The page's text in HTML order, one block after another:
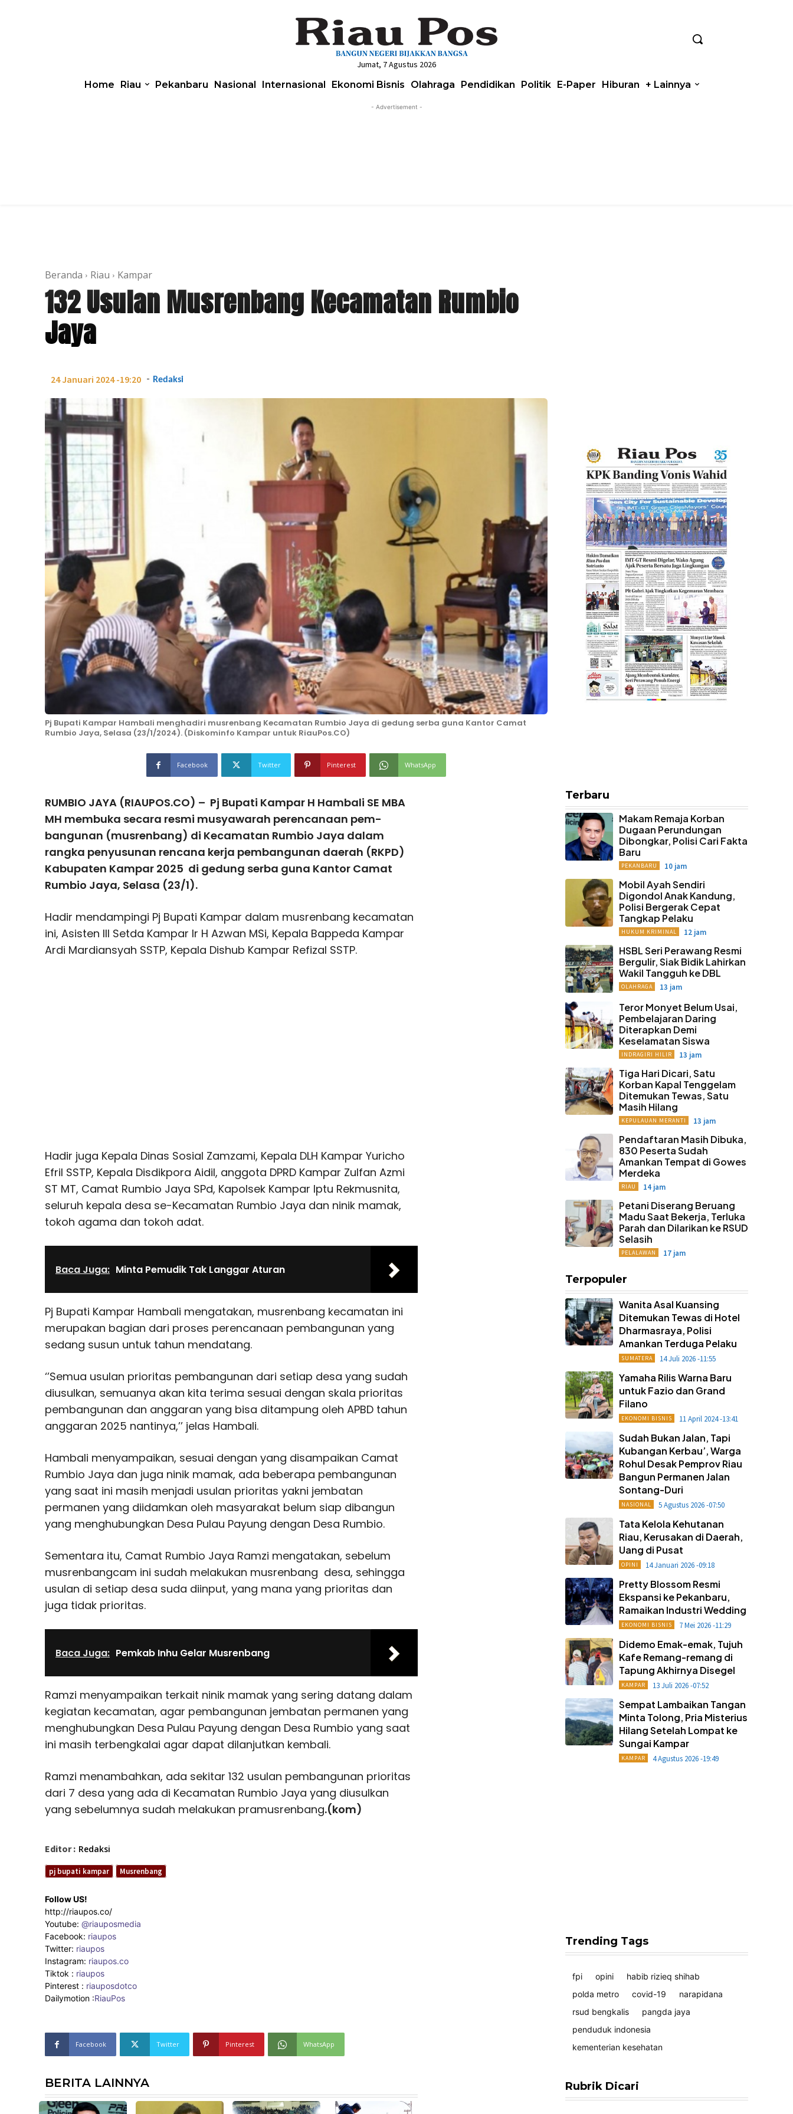
Jumat, 7 Agustus 2026
Home Riau Pekanbaru Nasional Internasional Ekonomi Bisnis Olahraga Pendidikan Politik E-Paper Hiburan + Lainnya
- Advertisement -
Beranda Riau Kampar
132 Usulan Musrenbang Kecamatan Rumbio
Jaya
24 Januari 2024 -19:20 - Redaksi
Pj Bupati Kampar Hambali menghadiri musrenbang Kecamatan Rumbio Jaya di gedung serba guna Kantor Camat
Rumbio Jaya, Selasa (23/1/2024). (Diskominfo Kampar untuk RiauPos.CO)
Facebook Twitter Pinterest WhatsApp
RUMBIO JAYA (RIAUPOS.CO) – Pj Bupati Kampar H Hambali SE MBA
MH membuka secara resmi mu­syawarah perencanaan pem­
bangunan (musrenbang) di Kecamatan Rumbio Jaya dalam
rangka penyusunan rencana kerja pembangunan daerah (RKPD)
Kabupaten Kampar 2025 di gedung serba guna Kantor Camat
Rumbio Jaya, Selasa (23/1).
Hadir mendampingi Pj Bupati Kampar dalam musrenbang kecamatan
ini, Asisten III Setda Kampar Ir H Azwan MSi, Kepala Bappeda Kampar
Ardi Mardiansyah SSTP, Kepala Dishub Kampar Refizal SSTP.
Hadir juga Kepala Dinas Sosial Zamzami, Kepala DLH Kampar Yuricho
Efril SSTP, Kepala Disdikpora Aidil, anggota DPRD Kampar Zulfan Azmi
ST MT, Ca­mat Rumbio Jaya SPd, Kapolsek Kampar Iptu Rekmusnita,
seluruh kepala desa se-Kecamatan Rumbio Jaya dan ninik mamak,
tokoh agama dan tokoh adat.
Baca Juga: Minta Pemudik Tak Langgar Aturan
Pj Bupati Kampar Hambali mengatakan, musrenbang kecamatan ini
merupakan bagian dari proses perencanaan pembangunan yang
sedang susun untuk tahun mendatang.
‘’Semua usulan prioritas pembangunan dari setiap desa yang sudah
diusulkan, semuanya akan kita terima sesuai dengan skala prioritas
pembangunan dan anggaran yang bisa ditampung oleh APBD tahun
anggaran 2025 nantinya,’’ jelas Hambali.
Hambali menyampaikan, sesuai dengan yang disampaikan Camat
Rumbio Jaya dan juga ninik mamak, ada beberapa pembangunan
yang saat ini masih menjadi usulan prioritas yakni jembatan
permanen yang diidamkan oleh masyarakat belum siap dibangun
yang menghubungkan Desa Pulau Payung dengan Desa Rumbio.
Sementara itu, Camat Rumbio Jaya Ramzi mengatakan, sebelum
musrenbangcam ini sudah melakukan musrenbang desa, sehingga
usulan di setiap desa suda diinput, yang mana yang prioritas dan
juga tidak prioritas.
Baca Juga: Pemkab Inhu Gelar Musrenbang
Ramzi menyampaikan terkait ninik mamak yang sering datang dalam
kegiatan kecamatan, agar pembangunan jembatan permanen yang
menghubungkan Desa Pulau Payung dengan Desa Rumbio yang saat
ini masih terbengkalai agar dapat dilanjutkan kembali.
Ramzi menambahkan, ada sekitar 132 usulan pembangunan prioritas
dari 7 desa yang ada di Kecamatan Rumbio Jaya yang diusulkan
yang sebelumnya sudah melakukan pramusrenbang.(kom)
Editor : Redaksi
pj bupati kampar Musrenbang
Follow US!
http://riaupos.co/
Youtube: @riauposmedia
Facebook: riaupos
Twitter: riaupos
Instagram: riaupos.co
Tiktok : riaupos
Pinterest : riauposdotco
Dailymotion :RiauPos
Facebook Twitter Pinterest WhatsApp
BERITA LAINNYA
Terbaru
Makam Remaja Korban
Dugaan Perundungan
Dibongkar, Polisi Cari Fakta
Baru
PEKANBARU 10 jam
Mobil Ayah Sendiri
Digondol Anak Kandung,
Polisi Bergerak Cepat
Tangkap Pelaku
HUKUM KRIMINAL 12 jam
HSBL Seri Perawang Resmi
Bergulir, Siak Bidik Lahirkan
Wakil Tangguh ke DBL
OLAHRAGA 13 jam
Teror Monyet Belum Usai,
Pembelajaran Daring
Diterapkan Demi
Keselamatan Siswa
INDRAGIRI HILIR 13 jam
Tiga Hari Dicari, Satu
Korban Kapal Tenggelam
Ditemukan Tewas, Satu
Masih Hilang
KEPULAUAN MERANTI 13 jam
Pendaftaran Masih Dibuka,
830 Peserta Sudah
Amankan Tempat di Gowes
Merdeka
RIAU 14 jam
Petani Diserang Beruang
Madu Saat Bekerja, Terluka
Parah dan Dilarikan ke RSUD
Selasih
PELALAWAN 17 jam
Terpopuler
Wanita Asal Kuansing
Ditemukan Tewas di Hotel
Dharmasraya, Polisi
Amankan Terduga Pelaku
SUMATERA 14 Juli 2026 -11:55
Yamaha Rilis Warna Baru
untuk Fazio dan Grand
Filano
EKONOMI BISNIS 11 April 2024 -13:41
Sudah Bukan Jalan, Tapi
Kubangan Kerbau’, Warga
Rohul Desak Pemprov Riau
Bangun Permanen Jalan
Sontang-Duri
NASIONAL 5 Agustus 2026 -07:50
Tata Kelola Kehutanan
Riau, Kerusakan di Daerah,
Uang di Pusat
OPINI 14 Januari 2026 -09:18
Pretty Blossom Resmi
Ekspansi ke Pekanbaru,
Ramaikan Industri Wedding
EKONOMI BISNIS 7 Mei 2026 -11:29
Didemo Emak-emak, Tujuh
Kafe Remang-remang di
Tapung Akhirnya Disegel
KAMPAR 13 Juli 2026 -07:52
Sempat Lambaikan Tangan
Minta Tolong, Pria Misterius
Hilang Setelah Lompat ke
Sungai Kampar
KAMPAR 4 Agustus 2026 -19:49
Trending Tags
fpi opini
habib rizieq shihab
polda metro
covid-19
narapidana
rsud bengkalis
pangda jaya
penduduk indonesia
kementerian kesehatan
Rubrik Dicari